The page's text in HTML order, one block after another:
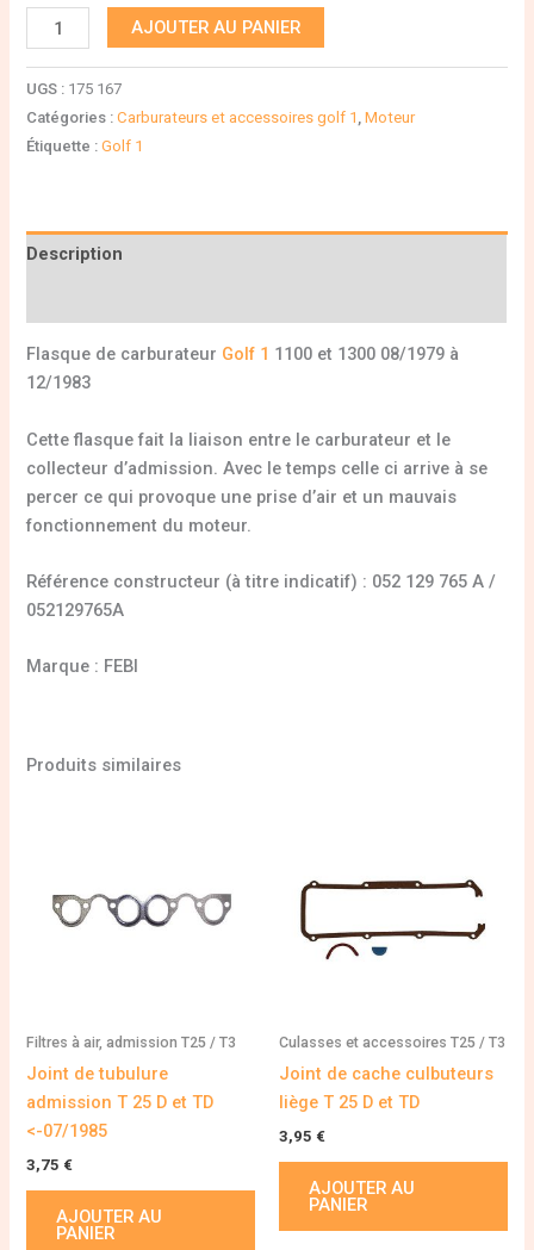
AJOUTER AU PANIER
UGS : 175 167
Catégories :Carburateurs et accessoires golf 1 ,Moteur
Étiquette :Golf 1
Description
Flasque de carburateur Golf 1 1100 et 1300 08/1979 à
12/1983
Cette flasque fait la liaison entre le carburateur et le
collecteur d’admission. Avec le temps celle ci arrive à se
percer ce qui provoque une prise d’air et un mauvais
fonctionnement du moteur.
Référence constructeur (à titre indicatif) : 052 129 765 A /
052129765A
Marque : FEBI
Produits similaires
Filtres à air, admission T25 / T3
Joint de tubulure
admission T 25 D et TD
<-07/1985
3,75 €
AJOUTER AU
PANIER
Culasses et accessoires T25 / T3
Joint de cache culbuteurs
liège T 25 D et TD
3,95 €
AJOUTER AU
PANIER